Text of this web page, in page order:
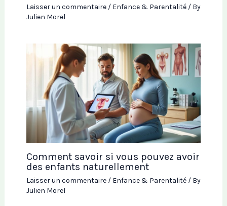
Laisser un commentaire / Enfance & Parentalité/ By
Julien Morel
Comment savoir si vous pouvez avoir
des enfants naturellement
Laisser un commentaire / Enfance & Parentalité/ By
Julien Morel